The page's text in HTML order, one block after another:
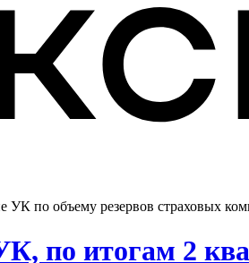
по объему резервов страховых
по итогам 2